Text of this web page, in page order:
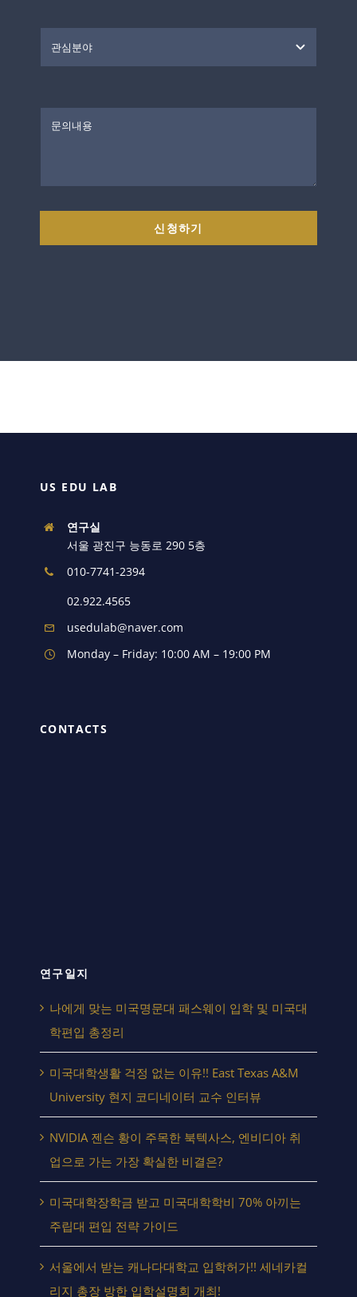
신청하기
US EDU LAB
연구실
서울 광진구 능동로 290 5층
010-7741-2394
02.922.4565
usedulab@naver.com
Monday – Friday: 10:00 AM – 19:00 PM
CONTACTS
연구일지
나에게 맞는 미국명문대 패스웨이 입학 및 미국대
학편입 총정리
미국대학생활 걱정 없는 이유!! East Texas A&M
University 현지 코디네이터 교수 인터뷰
NVIDIA 젠슨 황이 주목한 북텍사스, 엔비디아 취
업으로 가는 가장 확실한 비결은?
미국대학장학금 받고 미국대학학비 70% 아끼는
주립대 편입 전략 가이드
서울에서 받는 캐나다대학교 입학허가!! 세네카컬
리지 총장 방한 입학설명회 개최!